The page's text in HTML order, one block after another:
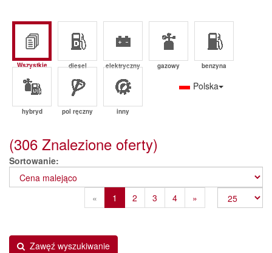
Wszystkie diesel elektryczny gazowy benzyna
hybryd pol ręczny inny
Polska
(306 Znalezione oferty)
Sortowanie
« Previous
1 2 3 4 »
Zawęź wyszukiwanie